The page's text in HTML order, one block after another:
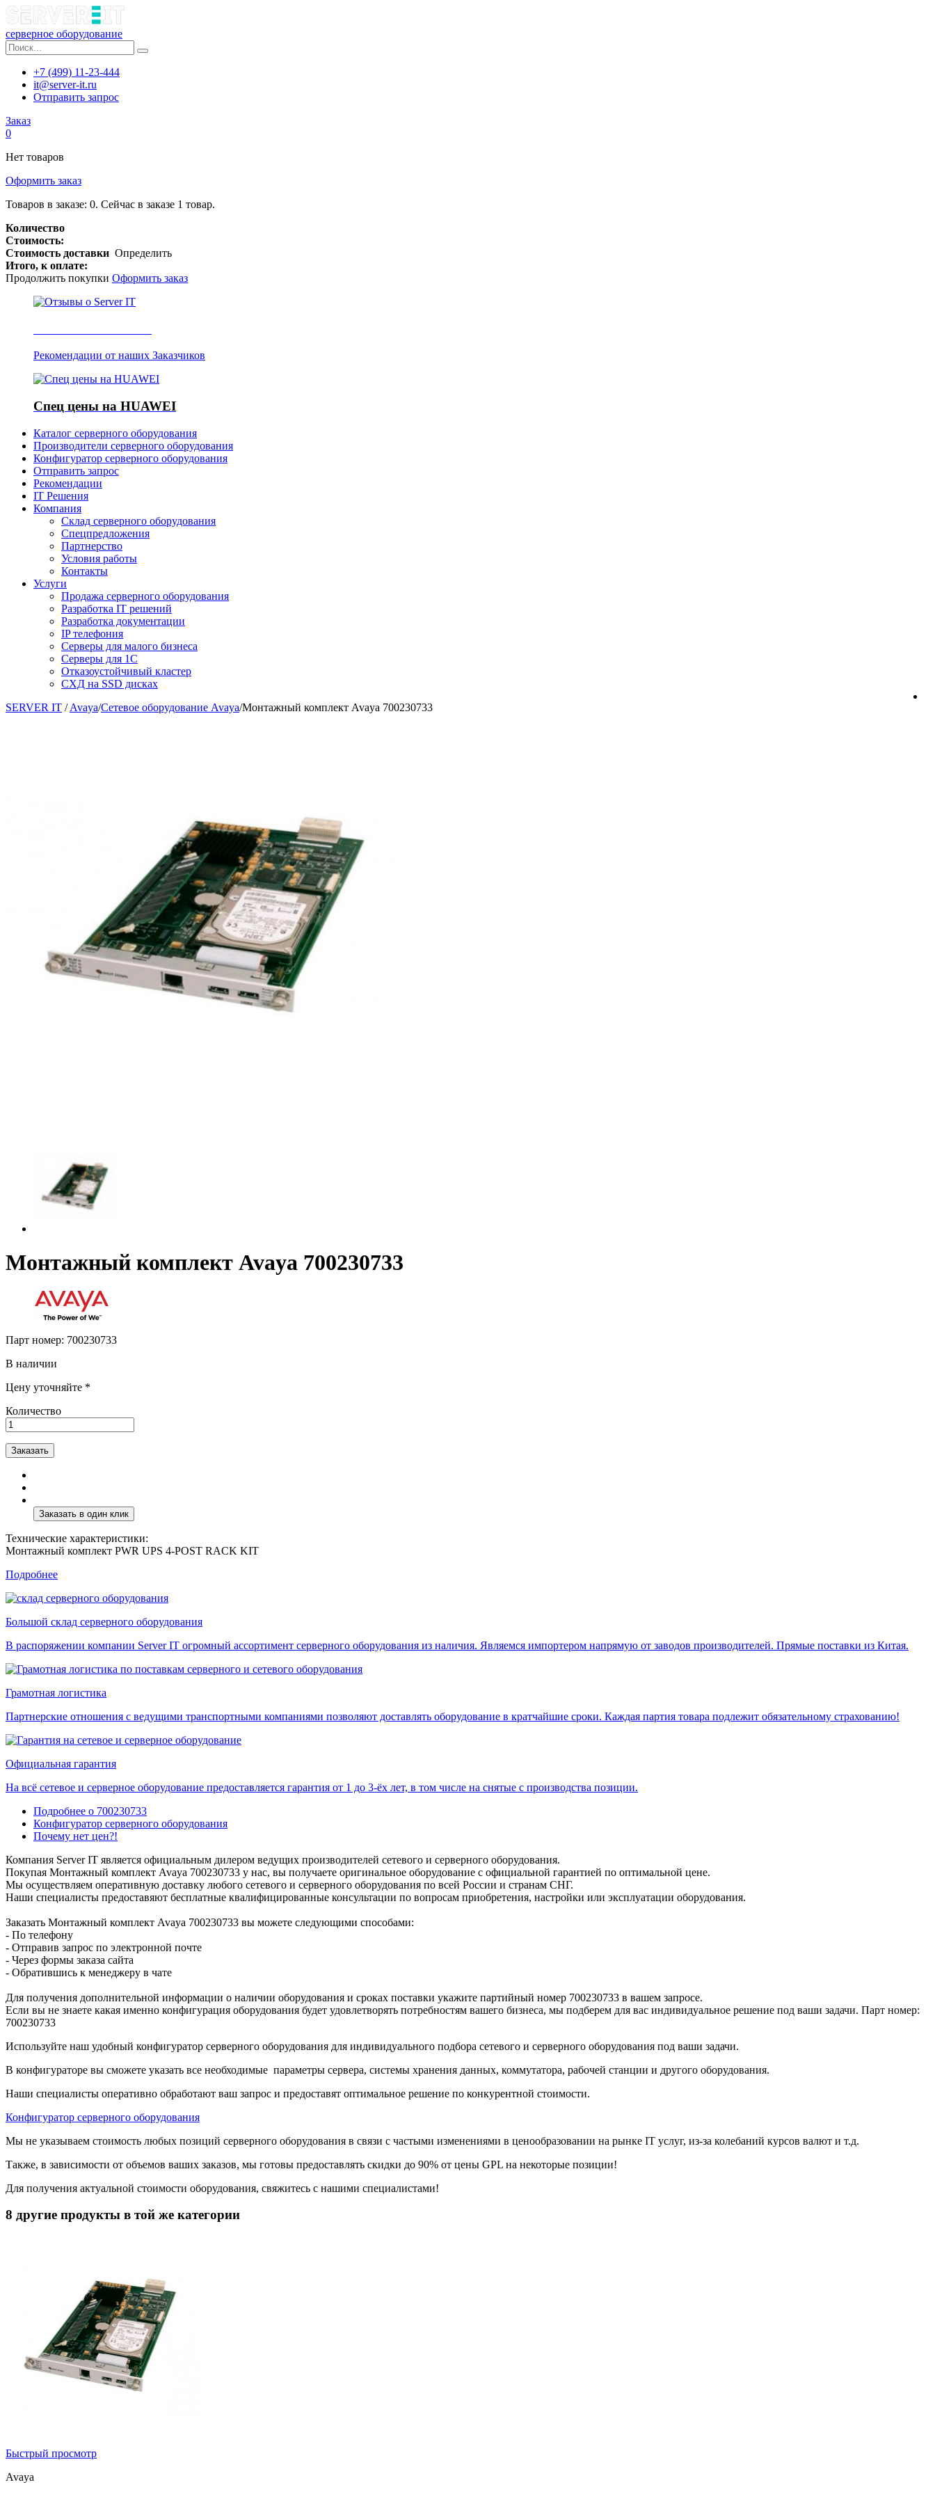
серверное оборудование
+7 (499) 11-23-444
it@server-it.ru
Отправить запрос
Заказ
0
Нет товаров
Оформить заказ
Товаров в заказе: 0. Сейчас в заказе 1 товар.
Количество
Стоимость:
Стоимость доставки Определить
Итого, к оплате:
Продолжить покупки Оформить заказ
Рекомендации от наших Заказчиков
Спец цены на HUAWEI
Каталог серверного оборудования
Производители серверного оборудования
Конфигуратор серверного оборудования
Отправить запрос
Рекомендации
IT Решения
Компания
Склад серверного оборудования
Спецпредложения
Партнерство
Условия работы
Контакты
Услуги
Продажа серверного оборудования
Разработка IT решений
Разработка документации
IP телефония
Серверы для малого бизнеса
Серверы для 1С
Отказоустойчивый кластер
СХД на SSD дисках
SERVER IT / Avaya/Сетевое оборудование Avaya/Монтажный комплект Avaya 700230733
Монтажный комплект Avaya 700230733
Парт номер: 700230733
В наличии
Цену уточняйте *
Количество
Заказать
Технические характеристики:
Монтажный комплект PWR UPS 4-POST RACK KIT
Подробнее
Большой склад серверного оборудования
В распоряжении компании Server IT огромный ассортимент серверного оборудования из наличия. Являемся импортером напрямую от заводов производителей. Прямые поставки из Китая.
Грамотная логистика
Партнерские отношения с ведущими транспортными компаниями позволяют доставлять оборудование в кратчайшие сроки. Каждая партия товара подлежит обязательному страхованию!
Официальная гарантия
На всё сетевое и серверное оборудование предоставляется гарантия от 1 до 3-ёх лет, в том числе на снятые с производства позиции.
Подробнее о 700230733
Конфигуратор серверного оборудования
Почему нет цен?!
Компания Server IT является официальным дилером ведущих производителей сетевого и серверного оборудования.
Покупая Монтажный комплект Avaya 700230733 у нас, вы получаете оригинальное оборудование с официальной гарантией по оптимальной цене.
Мы осуществляем оперативную доставку любого сетевого и серверного оборудования по всей России и странам СНГ.
Наши специалисты предоставяют бесплатные квалифицированные консультации по вопросам приобретения, настройки или эксплуатации оборудования.
Заказать Монтажный комплект Avaya 700230733 вы можете следующими способами:
- По телефону
- Отправив запрос по электронной почте
- Через формы заказа сайта
- Обратившись к менеджеру в чате
Для получения дополнительной информации о наличии оборудования и сроках поставки укажите партийный номер 700230733 в вашем запросе.
Если вы не знаете какая именно конфигурация оборудования будет удовлетворять потребностям вашего бизнеса, мы подберем для вас индивидуальное решение под ваши задачи. Парт номер:
700230733
Используйте наш удобный конфигуратор серверного оборудования для индивидуального подбора сетевого и серверного оборудования под ваши задачи.
В конфигураторе вы сможете указать все необходимые параметры сервера, системы хранения данных, коммутатора, рабочей станции и другого оборудования.
Наши специалисты оперативно обработают ваш запрос и предоставят оптимальное решение по конкурентной стоимости.
Конфигуратор серверного оборудования
Мы не указываем стоимость любых позиций серверного оборудования в связи с частыми изменениями в ценообразовании на рынке IT услуг, из-за колебаний курсов валют и т.д.
Также, в зависимости от объемов ваших заказов, мы готовы предоставлять скидки до 90% от цены GPL на некоторые позиции!
Для получения актуальной стоимости оборудования, свяжитесь с нашими специалистами!
8 другие продукты в той же категории
Быстрый просмотр
Avaya